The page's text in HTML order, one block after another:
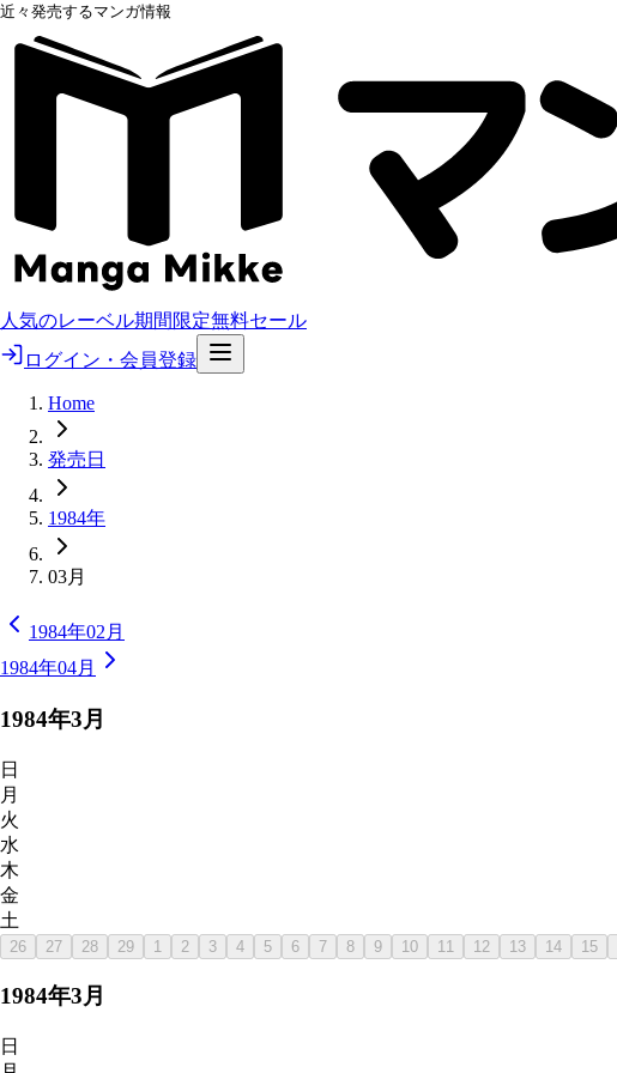
近々発売するマンガ情報
人気のレーベル期間限定無料セール
ログイン・会員登録
Home
発売日
1984年
03月
1984年02月
1984年04月
1984年3月
日
月
火
水
木
金
土
26 27 28 29 1 2 3 4 5 6 7 8 9 10 11 12 13 14 15
1984年3月
日